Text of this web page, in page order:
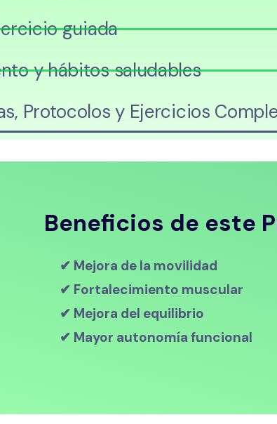
guiada
y hábitos saludables
Protocolos y Ejercicios
Beneficios de este
✔ Mejora de la movilidad
✔ Fortalecimiento muscular
✔ Mejora del equilibrio
✔ Mayor autonomía funcional